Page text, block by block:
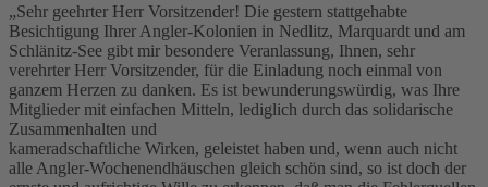
„Sehr geehrter Herr Vorsitzender! Die gestern stattgehabte
Besichtigung Ihrer Angler-Kolonien in Nedlitz, Marquardt und am
Schlänitz-See gibt mir besondere Veranlassung, Ihnen, sehr
verehrter Herr Vorsitzender, für die Einladung noch einmal von
ganzem Herzen zu danken. Es ist bewunderungswürdig, was Ihre
Mitglieder mit einfachen Mitteln, lediglich durch das solidarische
Zusammenhalten und
kameradschaftliche Wirken, geleistet haben und, wenn auch nicht
alle Angler-Wochenendhäuschen gleich schön sind, so ist doch der